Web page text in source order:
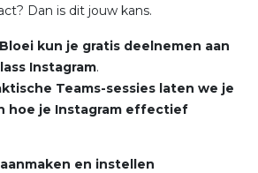
Dan is dit jouw kans.
kun je gratis deelnemen aan
Instagram.
Teams-sessies laten we je
hoe je Instagram effectief
en instellen